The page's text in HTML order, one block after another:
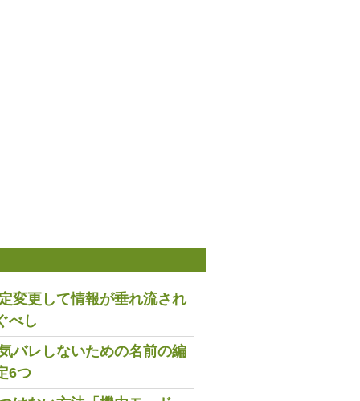
変更して情報が垂れ流され
べし
バレしないための名前の編
6つ